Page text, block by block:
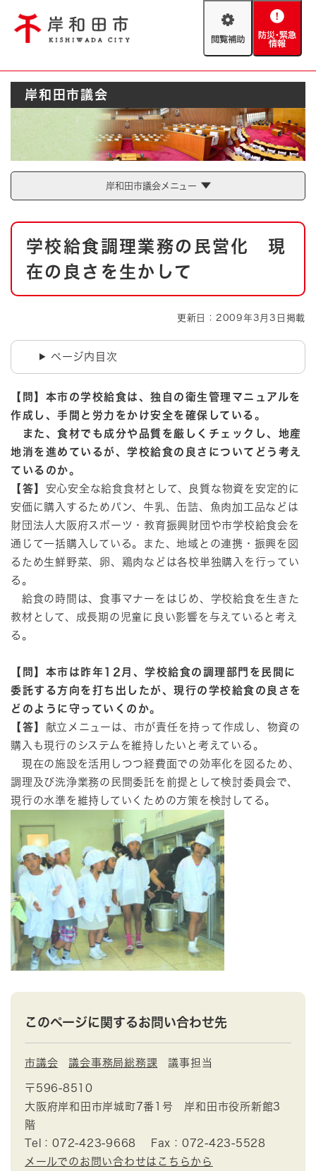
閲
助
防
緊
情
報
Foreign language
やさしい日本語
とじる
防災・緊急情報
ハザードマップ AED設置箇所
とじる
岸和田市議会
岸和田市議会メニュー
本
学校給食調理業務の民営化 現
在の良さを生かして
更新日：2009年3月3日掲載
ページ内目次
【問】本市の学校給食は、独自の衛生管理マニュアルを
作成し、手間と労力をかけ安全を確保している。
また、食材でも成分や品質を厳しくチェックし、地産
地消を進めているが、学校給食の良さについてどう考え
ているのか。
【答】 安心安全な給食食材として、良質な物資を安定的に
安価に購入するためパン、牛乳、缶詰、魚肉加工品などは
財団法人大阪府スポーツ・教育振興財団や市学校給食会を
通じて一括購入している。また、地域との連携・振興を図
るため生鮮野菜、卵、鶏肉などは各校単独購入を行ってい
る。
給食の時間は、食事マナーをはじめ、学校給食を生きた
教材として、成長期の児童に良い影響を与えていると考え
る。
【問】本市は昨年12月、学校給食の調理部門を民間に
委託する方向を打ち出したが、現行の学校給食の良さを
どのように守っていくのか。
【答】 献立メニューは、市が責任を持って作成し、物資の
購入も現行のシステムを維持したいと考えている。
現在の施設を活用しつつ経費面での効率化を図るため、
調理及び洗浄業務の民間委託を前提として検討委員会で、
現行の水準を維持していくための方策を検討してる。
このページに関するお問い合わせ先
市議会 議会事務局総務課 議事担当
〒596-8510
大阪府岸和田市岸城町7番1号 岸和田市役所新館3
階
Tel：072-423-9668
Fax：072-423-5528
メールでのお問い合わせはこちらから